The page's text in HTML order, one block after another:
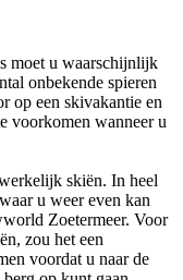
moet u waarschijnlijk
onbekende spieren
op een skivakantie en
voorkomen wanneer u
skiën. In heel
u weer even kan
Zoetermeer. Voor
zou het een
voordat u naar de